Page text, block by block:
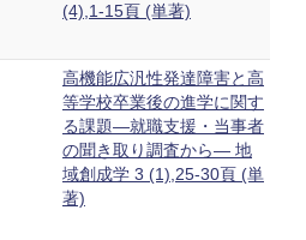
(4),1-15頁 (単著)
高機能広汎性発達障害と高
等学校卒業後の進学に関す
る課題―就職支援・当事者
の聞き取り調査から― 地
域創成学 3 (1),25-30頁 (単
著)